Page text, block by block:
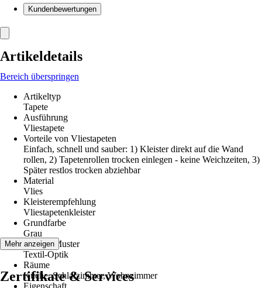
Kundenbewertungen
Artikeldetails
Bereich überspringen
Artikeltyp
Tapete
Ausführung
Vliestapete
Vorteile von Vliestapeten
Einfach, schnell und sauber: 1) Kleister direkt auf die Wand
rollen, 2) Tapetenrollen trocken einlegen - keine Weichzeiten, 3)
Später restlos trocken abziehbar
Material
Vlies
Kleisterempfehlung
Vliestapetenkleister
Grundfarbe
Grau
Dekor / Muster
Textil-Optik
Räume
Küche, Schlafzimmer, Wohnzimmer
Eigenschaft
Mehr anzeigen
Zertifikate & Services